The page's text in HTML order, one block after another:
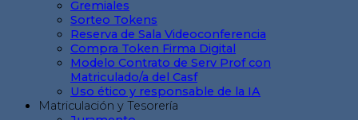
Gremiales
Sorteo Tokens
Reserva de Sala Videoconferencia
Compra Token Firma Digital
Modelo Contrato de Serv Prof con
Matriculado/a del Casf
Uso ético y responsable de la IA
Matriculación y Tesorería